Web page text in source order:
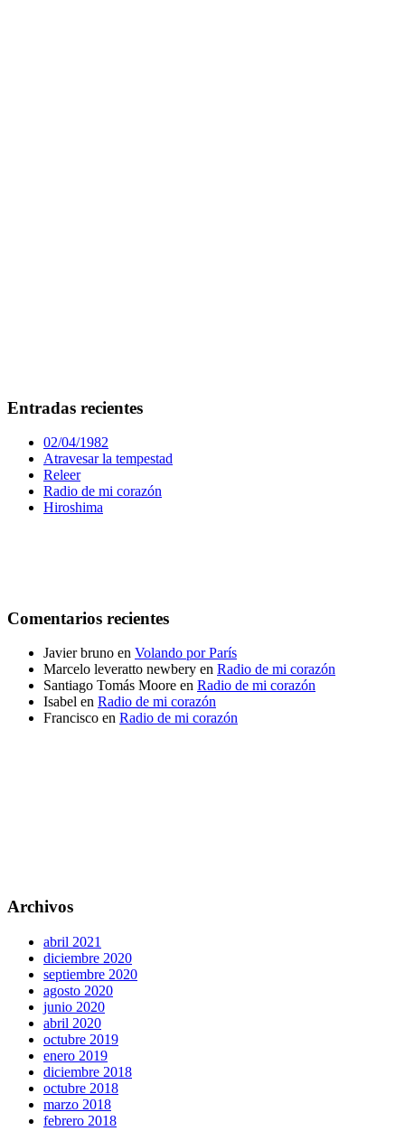
Entradas recientes
02/04/1982
Atravesar la tempestad
Releer
Radio de mi corazón
Hiroshima
Comentarios recientes
Javier bruno en Volando por París
Marcelo leveratto newbery en Radio de mi corazón
Santiago Tomás Moore en Radio de mi corazón
Isabel en Radio de mi corazón
Francisco en Radio de mi corazón
Archivos
abril 2021
diciembre 2020
septiembre 2020
agosto 2020
junio 2020
abril 2020
octubre 2019
enero 2019
diciembre 2018
octubre 2018
marzo 2018
febrero 2018